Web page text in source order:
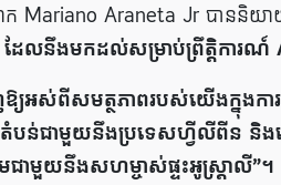
Mariano Araneta Jr បាននិយា
ែលនឹងមកដល់សម្រាប់ព្រឹត្តិការណ៍
យអស់ពីសមត្ថភាពរបស់យើងក្នុងកា
តំបន់ជាមួយនឹងប្រទេសហ្វីលីពីន និ
មជាមួយនឹងសហម្ចាស់ផ្ទះអូស្ត្រាលី”។